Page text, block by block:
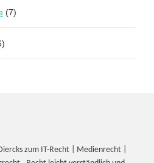
(7)
zum IT-Recht | Medienrecht |